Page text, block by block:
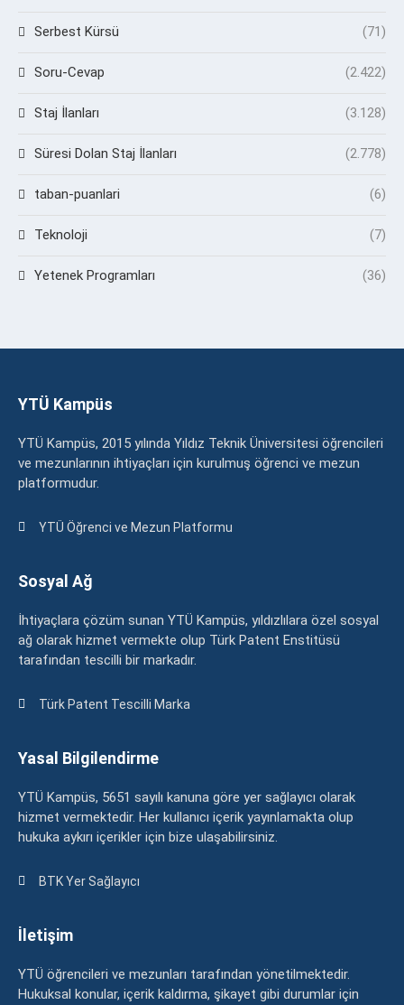
Serbest Kürsü (71)
Soru-Cevap (2.422)
Staj İlanları (3.128)
Süresi Dolan Staj İlanları (2.778)
taban-puanlari (6)
Teknoloji (7)
Yetenek Programları (36)
YTÜ Kampüs
YTÜ Kampüs, 2015 yılında Yıldız Teknik Üniversitesi öğrencileri
ve mezunlarının ihtiyaçları için kurulmuş öğrenci ve mezun
platformudur.
YTÜ Öğrenci ve Mezun Platformu
Sosyal Ağ
İhtiyaçlara çözüm sunan YTÜ Kampüs, yıldızlılara özel sosyal
ağ olarak hizmet vermekte olup Türk Patent Enstitüsü
tarafından tescilli bir markadır.
Türk Patent Tescilli Marka
Yasal Bilgilendirme
YTÜ Kampüs, 5651 sayılı kanuna göre yer sağlayıcı olarak
hizmet vermektedir. Her kullanıcı içerik yayınlamakta olup
hukuka aykırı içerikler için bize ulaşabilirsiniz.
BTK Yer Sağlayıcı
İletişim
YTÜ öğrencileri ve mezunları tarafından yönetilmektedir.
Hukuksal konular, içerik kaldırma, şikayet gibi durumlar için